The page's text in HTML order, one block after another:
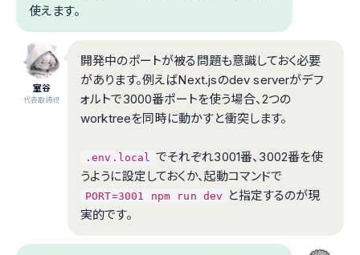
使えます。
室谷
代表取締役
開発中のポートが被る問題も意識しておく必要
があります。例えばNext.jsのdev serverがデフ
ォルトで3000番ポートを使う場合、2つの
worktreeを同時に動かすと衝突します。
.env.local
でそれぞれ3001番、3002番を使
うように設定しておくか、起動コマンドで
PORT=3001 npm run dev
と指定するのが現
実的です。